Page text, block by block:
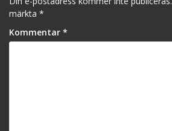
märkta *
Kommentar *